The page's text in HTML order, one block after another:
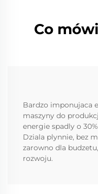
Co
Bardzo imponujaca
maszyny do
energie spadly o
Dziala plynnie, bez
zarowno dla
rozwoju.